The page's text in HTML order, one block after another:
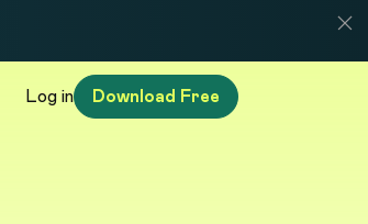
Log in Download Free